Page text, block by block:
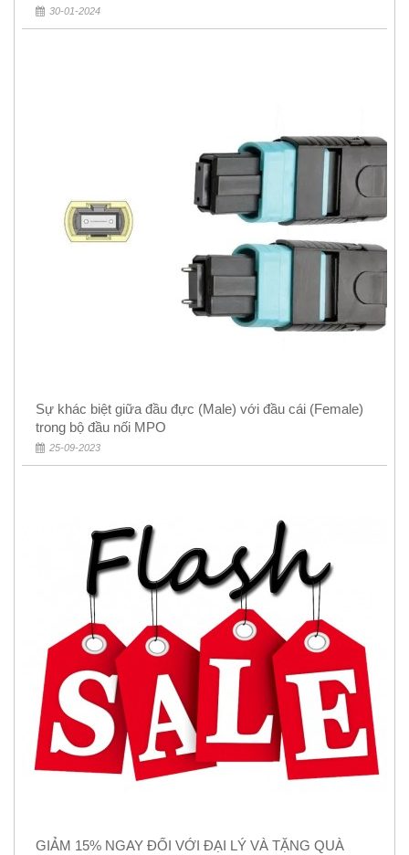
30-01-2024
Sự khác biệt giữa đầu đực (Male) với đầu cái (Female)
trong bộ đầu nối MPO
25-09-2023
GIẢM 15% NGAY ĐỐI VỚI ĐẠI LÝ VÀ TẶNG QUÀ